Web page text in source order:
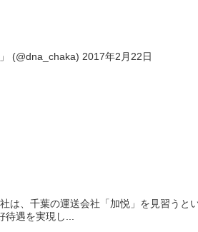
(@dna_chaka) 2017年2月22日
は、千葉の運送会社「加悦」を見習うと
遇を実現し...